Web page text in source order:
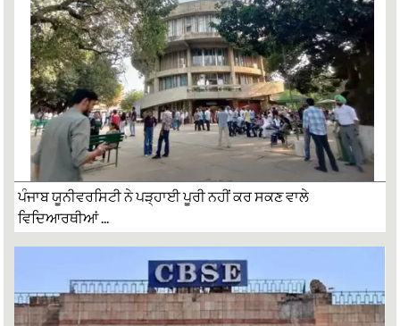
ਪੰਜਾਬ ਯੂਨੀਵਰਸਿਟੀ ਨੇ ਪੜ੍ਹਾਈ ਪੂਰੀ ਨਹੀਂ ਕਰ ਸਕਣ ਵਾਲੇ
ਵਿਦਿਆਰਥੀਆਂ ...